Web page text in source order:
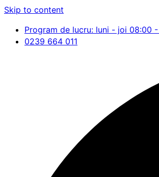
Skip to content
Program de lucru: luni - joi 08:00
0239 664 011